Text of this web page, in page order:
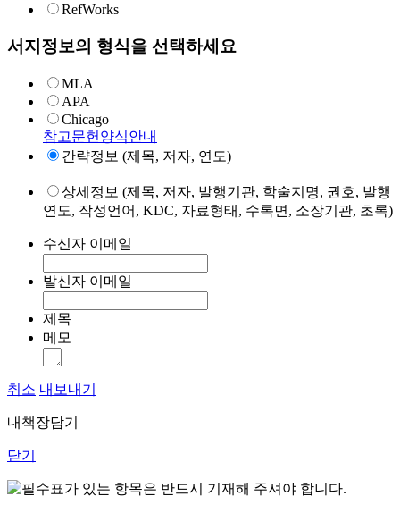
RefWorks
서지정보의 형식을 선택하세요
MLA
APA
Chicago
참고문헌양식안내
간략정보 (제목, 저자, 연도)
상세정보 (제목, 저자, 발행기관, 학술지명, 권호, 발행
연도, 작성언어, KDC, 자료형태, 수록면, 소장기관, 초록)
수신자 이메일
발신자 이메일
제목
메모
취소 내보내기
내책장담기
닫기
표가 있는 항목은 반드시 기재해 주셔야 합니다.